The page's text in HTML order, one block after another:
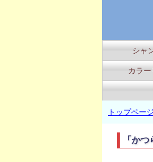
「か
トップページ
シャ
カラ